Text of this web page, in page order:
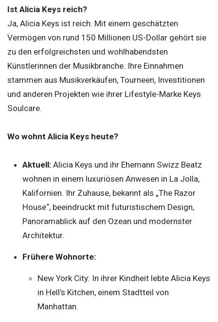
Ist Alicia Keys reich?
Ja, Alicia Keys ist reich. Mit einem geschätzten
Vermögen von rund 150 Millionen US-Dollar gehört sie
zu den erfolgreichsten und wohlhabendsten
Künstlerinnen der Musikbranche. Ihre Einnahmen
stammen aus Musikverkäufen, Tourneen, Investitionen
und anderen Projekten wie ihrer Lifestyle-Marke Keys
Soulcare.
Wo wohnt Alicia Keys heute?
Aktuell:Alicia Keys und ihr Ehemann Swizz Beatz
wohnen in einem luxuriösen Anwesen in La Jolla,
Kalifornien. Ihr Zuhause, bekannt als „The Razor
House“, beeindruckt mit futuristischem Design,
Panoramablick auf den Ozean und modernster
Architektur.
Frühere Wohnorte:
New York City: In ihrer Kindheit lebte Alicia Keys
in Hell’s Kitchen, einem Stadtteil von
Manhattan.